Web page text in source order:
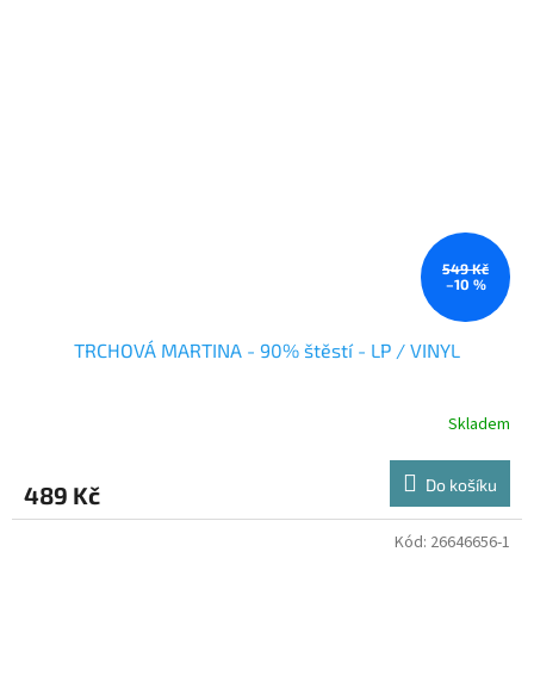
549 Kč
–10 %
TRCHOVÁ MARTINA - 90% štěstí - LP / VINYL
Skladem
489 Kč Do košíku
Kód: 26646656-1